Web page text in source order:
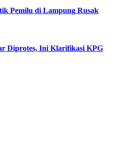
Pemilu di Lampung Rusak
Diprotes, Ini Klarifikasi KPG